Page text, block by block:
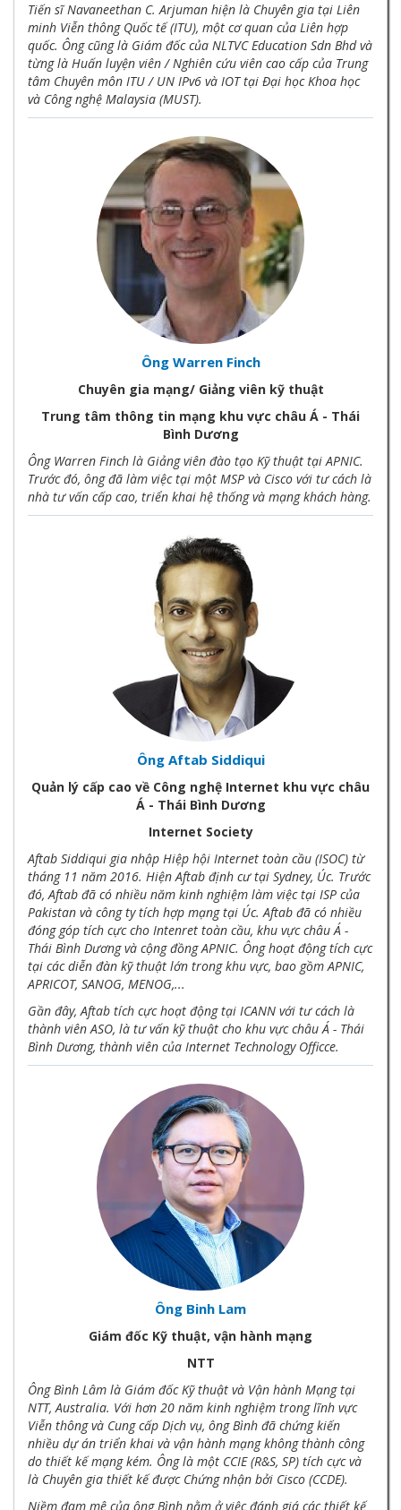
Tiến sĩ Navaneethan C. Arjuman hiện là Chuyên gia tại Liên
minh Viễn thông Quốc tế (ITU), một cơ quan của Liên hợp
quốc. Ông cũng là Giám đốc của NLTVC Education Sdn Bhd và
từng là Huấn luyện viên / Nghiên cứu viên cao cấp của Trung
tâm Chuyên môn ITU / UN IPv6 và IOT tại Đại học Khoa học
và Công nghệ Malaysia (MUST).
Ông Warren Finch
Chuyên gia mạng/ Giảng viên kỹ thuật
Trung tâm thông tin mạng khu vực châu Á - Thái
Bình Dương
Ông Warren Finch là Giảng viên đào tạo Kỹ thuật tại APNIC.
Trước đó, ông đã làm việc tại một MSP và Cisco với tư cách là
nhà tư vấn cấp cao, triển khai hệ thống và mạng khách hàng.
Ông Aftab Siddiqui
Quản lý cấp cao về Công nghệ Internet khu vực châu
Á - Thái Bình Dương
Internet Society
Aftab Siddiqui gia nhập Hiệp hội Internet toàn cầu (ISOC) từ
tháng 11 năm 2016. Hiện Aftab định cư tại Sydney, Úc. Trước
đó, Aftab đã có nhiều năm kinh nghiệm làm việc tại ISP của
Pakistan và công ty tích hợp mạng tại Úc. Aftab đã có nhiều
đóng góp tích cực cho Intenret toàn cầu, khu vực châu Á -
Thái Bình Dương và cộng đồng APNIC. Ông hoạt động tích cực
tại các diễn đàn kỹ thuật lớn trong khu vực, bao gồm APNIC,
APRICOT, SANOG, MENOG,...
Gần đây, Aftab tích cực hoạt động tại ICANN với tư cách là
thành viên ASO, là tư vấn kỹ thuật cho khu vực châu Á - Thái
Bình Dương, thành viên của Internet Technology Officce.
Ông Binh Lam
Giám đốc Kỹ thuật, vận hành mạng
NTT
Ông Bình Lâm là Giám đốc Kỹ thuật và Vận hành Mạng tại
NTT, Australia. Với hơn 20 năm kinh nghiệm trong lĩnh vực
Viễn thông và Cung cấp Dịch vụ, ông Bình đã chứng kiến
nhiều dự án triển khai và vận hành mạng không thành công
do thiết kế mạng kém. Ông là một CCIE (R&S, SP) tích cực và
là Chuyên gia thiết kế được Chứng nhận bởi Cisco (CCDE).
Niềm đam mê của ông Bình nằm ở việc đánh giá các thiết kế